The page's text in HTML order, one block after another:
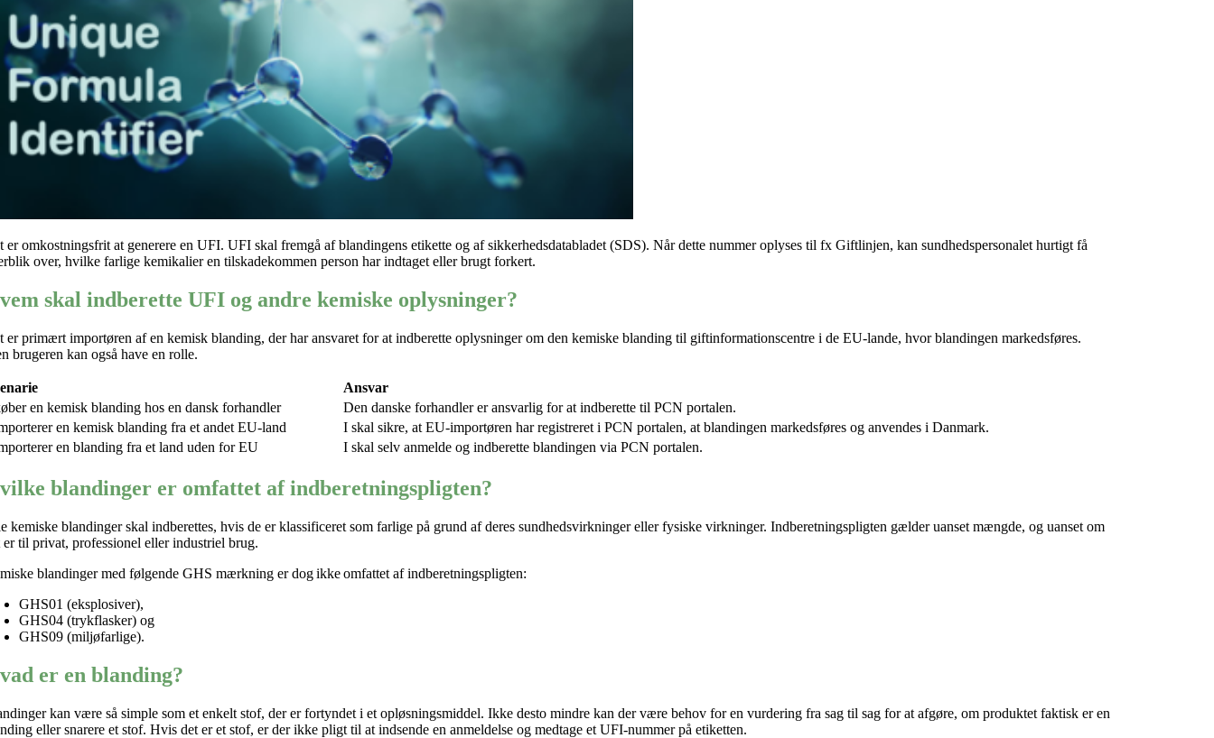
er omkostningsfrit at generere en UFI. UFI skal fremgå af blandingens etikette og af sikkerhedsdatabladet (SDS). Når dette nummer oplyses til fx Giftlinjen, kan sundhedspersonalet hurtigt få
over, hvilke farlige kemikalier en tilskadekommen person har indtaget eller brugt forkert.
skal indberette UFI og andre kemiske oplysninger?
er primært importøren af en kemisk blanding, der har ansvaret for at indberette oplysninger om den kemiske blanding til giftinformationscentre i de EU-lande, hvor blandingen markedsføres.
brugeren kan også have en rolle.
Ansvar
en kemisk blanding hos en dansk forhandler
Den danske forhandler er ansvarlig for at indberette til PCN portalen.
enkemiskblanding fra et andet EU-land I skal sikre, at EU-importøren har registreret i PCN portalen, at blandingenmarkedsføres oganvendes i Danmark.
en blanding fra et land uden for EU
I skal selv anmelde og indberetteblandingenviaPCN portalen.
blandinger er omfattet af indberetningspligten?
kemiske blandinger skal indberettes, hvis de er klassificeret som farlige på grund af deres sundhedsvirkninger eller fysiske virkninger. Indberetningspligten gælder uanset mængde, og uanset om
er til privat, professionel eller industriel brug.
blandinger med følgende GHS mærkning er dogikkeomfattet af indberetningspligten:
GHS01 (eksplosiver),
GHS04 (trykflasker) og
GHS09 (miljøfarlige).
er en blanding?
kan være så simple som et enkelt stof, der er fortyndet i et opløsningsmiddel. Ikke desto mindre kan der være behov for en vurdering fra sag til sag for at afgøre, om produktet faktisk er en
eller snarere et stof. Hvis det er et stof, er der ikke pligt til at indsende en anmeldelse og medtage et UFI-nummer på etiketten.